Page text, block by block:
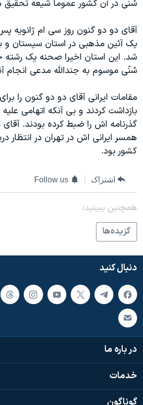
اقتصادی
اسرائیل در جنگ
گالری عکس
آرشیو پخش زنده
حمله جمهوری اسلامی به اسرائیل
ورزش زنان در ایران
اعتراضات زن، زندگی، آزادی
مجموعه مستندهای دادخواهی
تریبونال مردمی آبان ۹۸
دادگاه حمید نوری
چهل سال گروگان‌گیری
قانون شفافیت دارائی کادر رهبری ایران
اسرائیل در جنگ
صفحه‌های ویژه
سفر پرزیدنت ترامپ به چین
زبانهای مختلف
سُنّی در آن کشور عموما شيعه تحقيق
آقای دو دو گنون روز سی ام ژانويه پس
يک آئين مذهبی در استان سيستان و
شد. اين استان اخيرا صحنه يک رشته
سُنّی موسوم به جندالله مدعی انجام
مقامات ايرانی آقای دو دو گنون را
بازداشت کردند و بی آنکه اتهامی
گذرنامه اش را ضبط کرده بودند.
همسر ايرانی اش در تهران در انتظار
کشور بود.
اشتراک Follow us
همچنبن ببینید:
گزيده‌ها
دنبال کنید
در باره ما
خدمات
گوناگون